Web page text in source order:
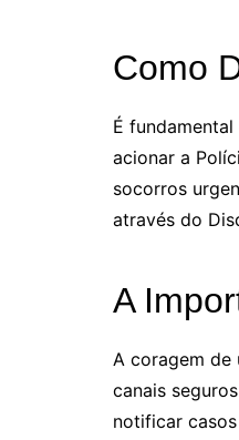
Como
É
acionar a
socorros
através do
A
A coragem de
canais
notificar